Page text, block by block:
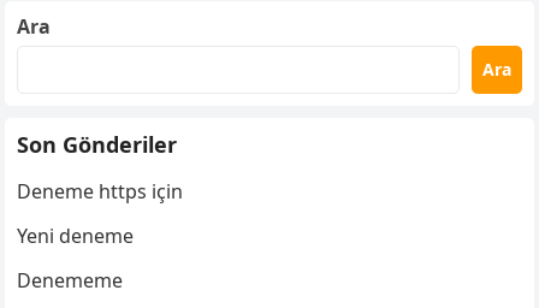
Ara
Ara
Son Gönderiler
Deneme https için
Yeni deneme
Denememe